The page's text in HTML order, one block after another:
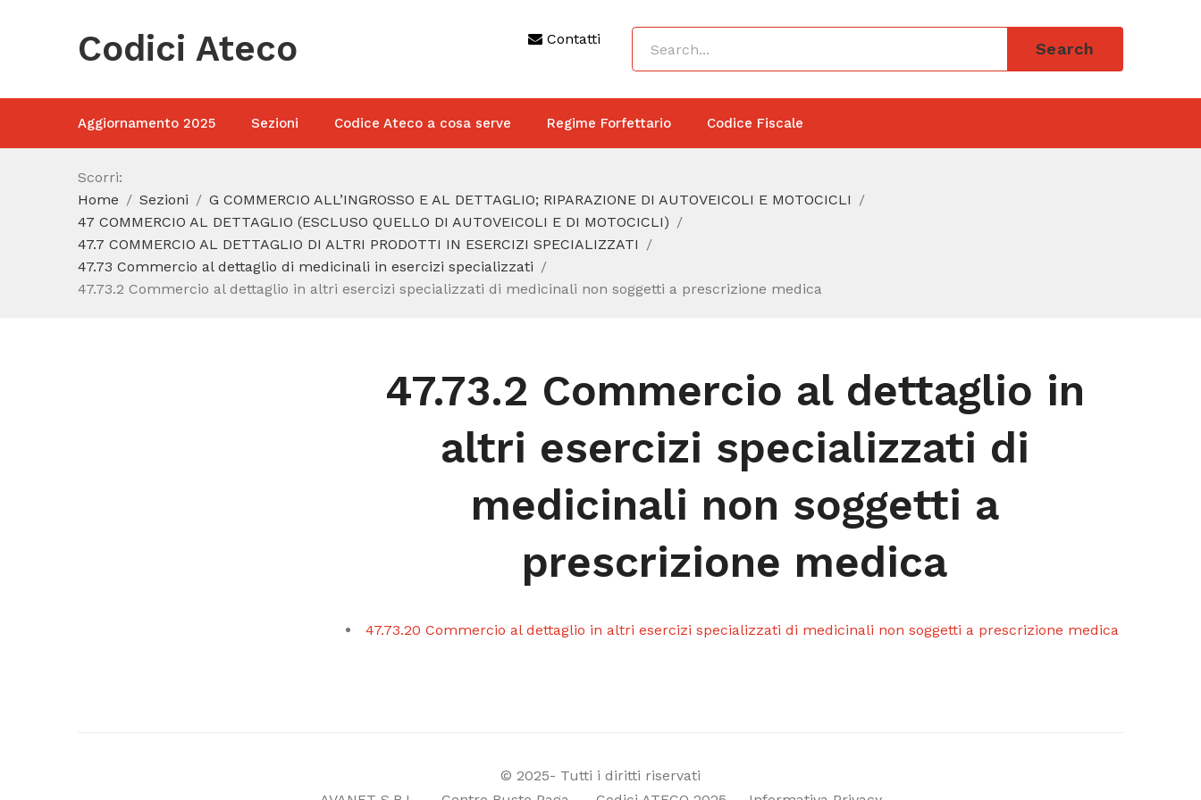
Codici Ateco Contatti
Search
Aggiornamento 2025 Sezioni Codice Ateco a cosa serve Regime Forfettario Codice Fiscale
Scorri:
Home
Sezioni
G COMMERCIO ALL’INGROSSO E AL DETTAGLIO; RIPARAZIONE DI AUTOVEICOLI E MOTOCICLI
47 COMMERCIO AL DETTAGLIO (ESCLUSO QUELLO DI AUTOVEICOLI E DI MOTOCICLI)
47.7 COMMERCIO AL DETTAGLIO DI ALTRI PRODOTTI IN ESERCIZI SPECIALIZZATI
47.73 Commercio al dettaglio di medicinali in esercizi specializzati
47.73.2 Commercio al dettaglio in altri esercizi specializzati di medicinali non soggetti a prescrizione medica
47.73.2 Commercio al dettaglio in
altri esercizi specializzati di
medicinali non soggetti a
prescrizione medica
47.73.20 Commercio al dettaglio in altri esercizi specializzati di medicinali non soggetti a prescrizione medica
© 2025- Tutti i diritti riservati